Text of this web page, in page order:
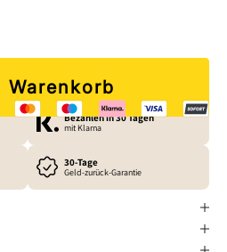
Warenkorb
Bezahlen in 30 Tagen
mit Klarna
30-Tage
Geld-zurück-Garantie